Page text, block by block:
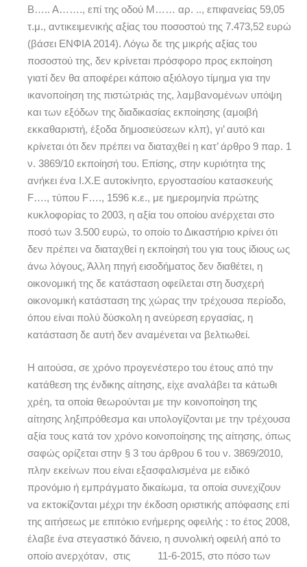
Β….. Α……., επί της οδού Μ…… αρ. .., επιφανείας 59,05
τ.μ., αντικειμενικής αξίας του ποσοστού της 7.473,52 ευρώ
(βάσει ΕΝΦΙΑ 2014). Λόγω δε της μικρής αξίας του
ποσοστού της, δεν κρίνεται πρόσφορο προς εκποίηση
γιατί δεν θα αποφέρει κάποιο αξιόλογο τίμημα για την
ικανοποίηση της πιστώτριάς της, λαμβανομένων υπόψη
και των εξόδων της διαδικασίας εκποίησης (αμοιβή
εκκαθαριστή, έξοδα δημοσιεύσεων κλπ), γι’ αυτό και
κρίνεται ότι δεν πρέπει να διαταχθεί η κατ’ άρθρο 9 παρ. 1
ν. 3869/10 εκποίησή του. Επίσης, στην κυριότητα της
ανήκει ένα Ι.Χ.Ε αυτοκίνητο, εργοστασίου κατασκευής
F…., τύπου F…., 1596 κ.ε., με ημερομηνία πρώτης
κυκλοφορίας το 2003, η αξία του οποίου ανέρχεται στο
ποσό των 3.500 ευρώ, το οποίο το Δικαστήριο κρίνει ότι
δεν πρέπει να διαταχθεί η εκποίησή του για τους ίδιους ως
άνω λόγους, Άλλη πηγή εισοδήματος δεν διαθέτει, η
οικονομική της δε κατάσταση οφείλεται στη δυσχερή
οικονομική κατάσταση της χώρας την τρέχουσα περίοδο,
όπου είναι πολύ δύσκολη η ανεύρεση εργασίας, η
κατάσταση δε αυτή δεν αναμένεται να βελτιωθεί.
Η αιτούσα, σε χρόνο προγενέστερο του έτους από την
κατάθεση της ένδικης αίτησης, είχε αναλάβει τα κάτωθι
χρέη, τα οποία θεωρούνται με την κοινοποίηση της
αίτησης ληξιπρόθεσμα και υπολογίζονται με την τρέχουσα
αξία τους κατά τον χρόνο κοινοποίησης της αίτησης, όπως
σαφώς ορίζεται στην § 3 του άρθρου 6 του ν. 3869/2010,
πλην εκείνων που είναι εξασφαλισμένα με ειδικό
προνόμιο ή εμπράγματο δικαίωμα, τα οποία συνεχίζουν
να εκτοκίζονται μέχρι την έκδοση οριστικής απόφασης επί
της αιτήσεως με επιτόκιο ενήμερης οφειλής : το έτος 2008,
έλαβε ένα στεγαστικό δάνειο, η συνολική οφειλή από το
οποίο ανερχόταν, στις 11-6-2015, στο πόσο των